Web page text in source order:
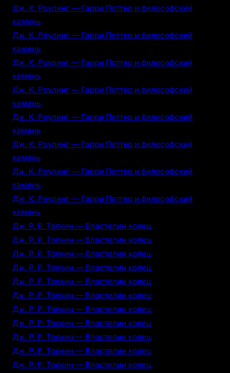
Дж. К. Роулинг — Гарри Поттер и философский
камень
Дж. К. Роулинг — Гарри Поттер и философский
камень
Дж. К. Роулинг — Гарри Поттер и философский
камень
Дж. К. Роулинг — Гарри Поттер и философский
камень
Дж. К. Роулинг — Гарри Поттер и философский
камень
Дж. К. Роулинг — Гарри Поттер и философский
камень
Дж. К. Роулинг — Гарри Поттер и философский
камень
Дж. К. Роулинг — Гарри Поттер и философский
камень
Дж. Р. Р. Толкин — Властелин колец
Дж. Р. Р. Толкин — Властелин колец
Дж. Р. Р. Толкин — Властелин колец
Дж. Р. Р. Толкин — Властелин колец
Дж. Р. Р. Толкин — Властелин колец
Дж. Р. Р. Толкин — Властелин колец
Дж. Р. Р. Толкин — Властелин колец
Дж. Р. Р. Толкин — Властелин колец
Дж. Р. Р. Толкин — Властелин колец
Дж. Р. Р. Толкин — Властелин колец
Дж. Р. Р. Толкин — Властелин колец